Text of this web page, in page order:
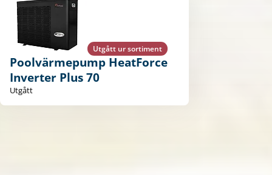
Utgått ur sortiment
Poolvärmepump HeatForce
Inverter Plus 70
Utgått